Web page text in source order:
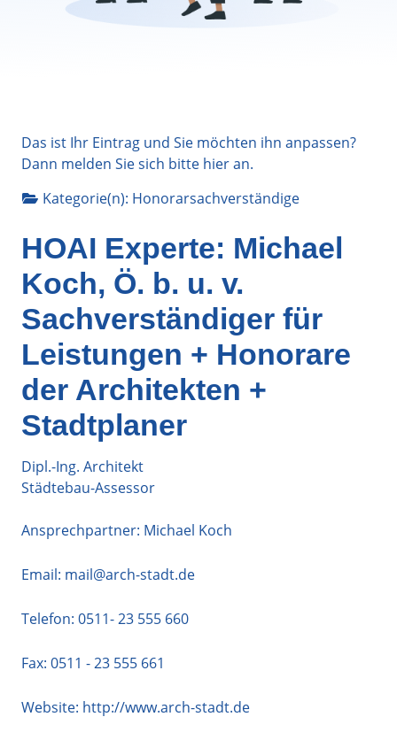
Das ist Ihr Eintrag und Sie möchten ihn anpassen?
Dann melden Sie sich bitte hieran.
Kategorie(n): Honorarsachverständige
HOAI Experte: Michael
Koch, Ö. b. u. v.
Sachverständiger für
Leistungen + Honorare
der Architekten +
Stadtplaner
Dipl.-Ing. Architekt
Städtebau-Assessor
Ansprechpartner: Michael Koch
Email: mail@arch-stadt.de
Telefon: 0511- 23 555 660
Fax: 0511 - 23 555 661
Website: http://www.arch-stadt.de